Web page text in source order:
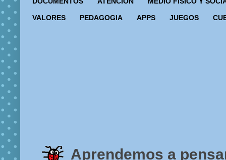
VALORES PEDAGOGIA APPS JUEGOS
Aprendemos a